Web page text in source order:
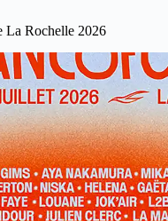
La Rochelle 2026